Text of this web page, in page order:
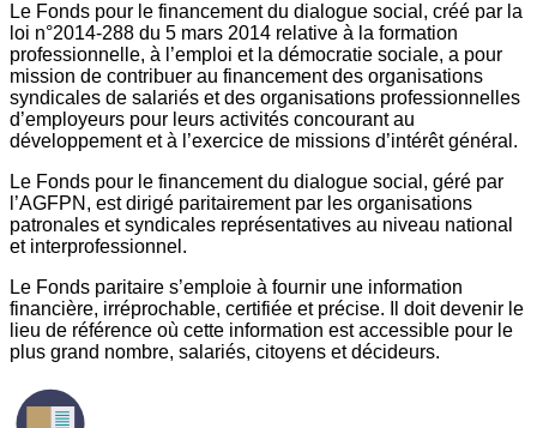
Le Fonds pour le financement du dialogue social, créé par la
loi n°2014-288 du 5 mars 2014 relative à la formation
professionnelle, à l’emploi et la démocratie sociale, a pour
mission de contribuer au financement des organisations
syndicales de salariés et des organisations professionnelles
d’employeurs pour leurs activités concourant au
développement et à l’exercice de missions d’intérêt général.
Le Fonds pour le financement du dialogue social, géré par
l’AGFPN, est dirigé paritairement par les organisations
patronales et syndicales représentatives au niveau national
et interprofessionnel.
Le Fonds paritaire s’emploie à fournir une information
financière, irréprochable, certifiée et précise. Il doit devenir le
lieu de référence où cette information est accessible pour le
plus grand nombre, salariés, citoyens et décideurs.